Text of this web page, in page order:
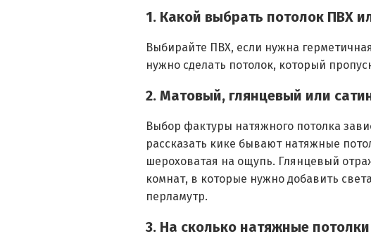
1. Какой выбрать потолок ПВХ
Выбирайте ПВХ, если нужна
нужно сделать потолок, который
2. Матовый, глянцевый или
Выбор фактуры натяжного потолка
рассказать кике бывают натяжные
шероховатая на ощупь. Глянцевый
комнат, в которые нужно добавить
перламутр.
3. На сколько натяжные